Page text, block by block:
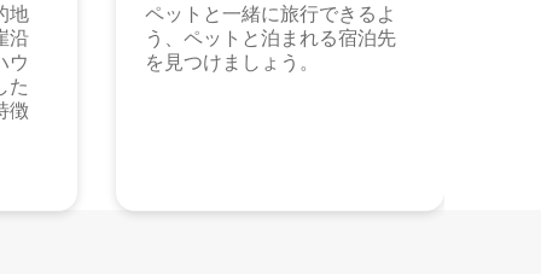
地
沿
ウ
た
徴
ペットと一緒に旅行できるよ
う、ペットと泊まれる宿泊先
を見つけましょう。